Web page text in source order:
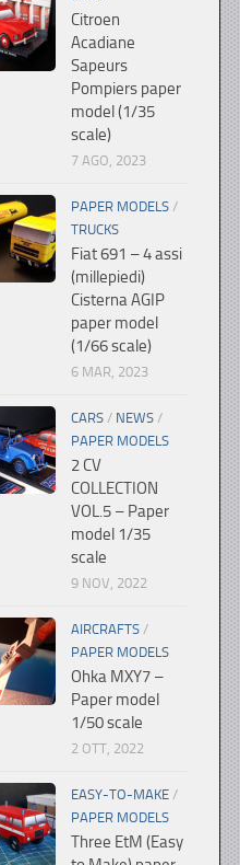
Citroen
Acadiane
Sapeurs
Pompiers paper
model (1/35
scale)
7 AGO, 2023
PAPER MODELS /
TRUCKS
Fiat 691 – 4 assi
(millepiedi)
Cisterna AGIP
paper model
(1/66 scale)
6 MAR, 2023
CARS / NEWS /
PAPER MODELS
2 CV
COLLECTION
VOL.5 – Paper
model 1/35
scale
9 NOV, 2022
AIRCRAFTS /
PAPER MODELS
Ohka MXY7 –
Paper model
1/50 scale
2 OTT, 2022
EASY-TO-MAKE /
PAPER MODELS
Three EtM (Easy